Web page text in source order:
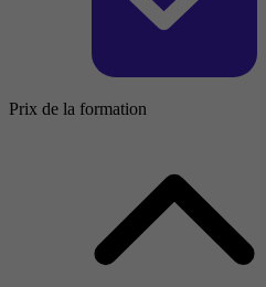
Prix de la formation